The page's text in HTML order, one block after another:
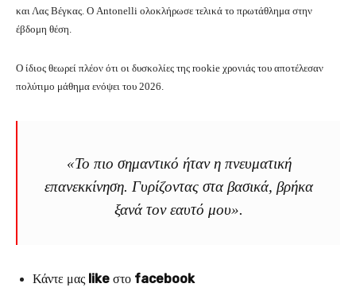
και Λας Βέγκας. Ο Antonelli ολοκλήρωσε τελικά το πρωτάθλημα στην
έβδομη θέση.
Ο ίδιος θεωρεί πλέον ότι οι δυσκολίες της rookie χρονιάς του αποτέλεσαν
πολύτιμο μάθημα ενόψει του 2026.
«Το πιο σημαντικό ήταν η πνευματική
επανεκκίνηση. Γυρίζοντας στα βασικά, βρήκα
ξανά τον εαυτό μου».
Κάντε μας like στο facebook